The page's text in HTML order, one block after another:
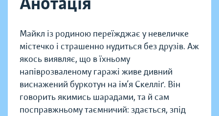
Майкл із родиною переїжджає у невеличке
містечко і страшенно нудиться без друзів. Аж
якось виявляє, що в їхньому
напіврозваленому гаражі живе дивний
виснажений буркотун на ім’я Скелліґ. Він
говорить якимись шарадами, та й сам
посправжньому таємничий: здається, зпід